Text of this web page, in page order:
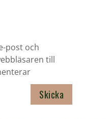
post och
till